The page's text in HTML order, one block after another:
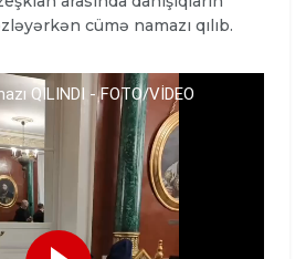
cümə namazı qılıb.